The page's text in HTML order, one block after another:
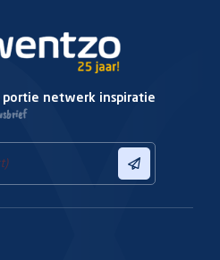
portie netwerk inspiratie